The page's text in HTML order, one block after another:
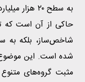
به سطح ۲۰
حاکی از آن است که
شاخص‌ساز، بلکه به
شده است. این
مثبت گروه‌های